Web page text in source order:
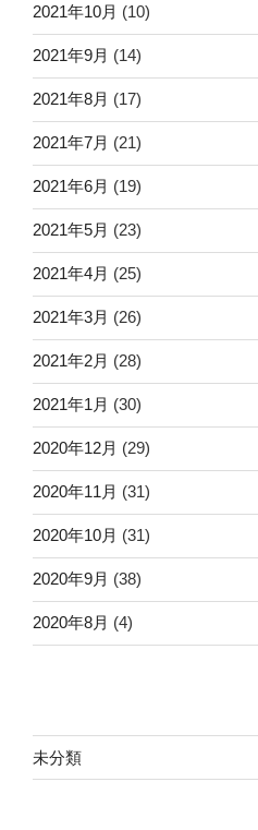
2021年10月 (10)
2021年9月 (14)
2021年8月 (17)
2021年7月 (21)
2021年6月 (19)
2021年5月 (23)
2021年4月 (25)
2021年3月 (26)
2021年2月 (28)
2021年1月 (30)
2020年12月 (29)
2020年11月 (31)
2020年10月 (31)
2020年9月 (38)
2020年8月 (4)
未分類